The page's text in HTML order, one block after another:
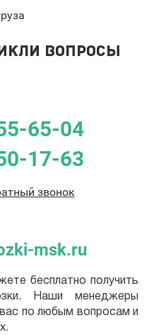
ВОПРОСЫ
65-04
17-63
звонок
msk.ru
бесплатно получить
Наши менеджеры
по любым вопросам и